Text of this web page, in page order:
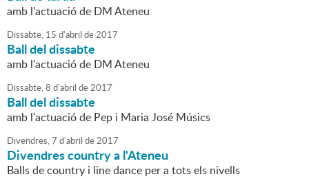
amb l'actuació de DM Ateneu
Dissabte, 15 d'abril de2017
Ball del dissabte
amb l'actuació de DM Ateneu
Dissabte,8 d'abril de2017
Ball del dissabte
amb l'actuació de Pep i Maria José Músics
Divendres,7 d'abril de2017
Divendres country a l'Ateneu
Balls de country i line dance per a tots els nivells